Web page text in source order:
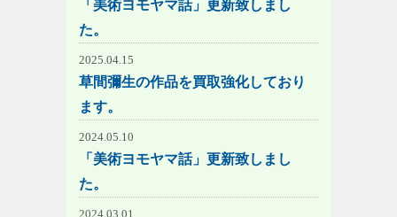
「美術ヨモヤマ話」更新致しまし
た。
2025.04.15
草間彌生の作品を買取強化しており
ます。
2024.05.10
「美術ヨモヤマ話」更新致しまし
た。
2024.03.01